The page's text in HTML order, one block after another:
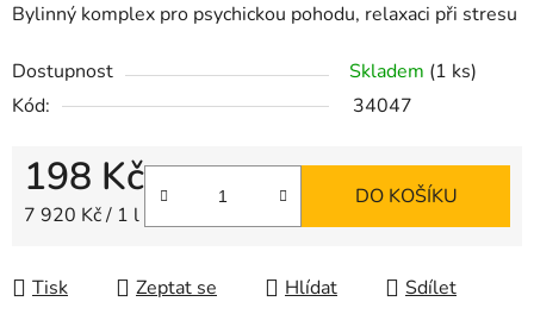
Bylinný komplex pro psychickou pohodu, relaxaci při stresu
Dostupnost Skladem (1 ks)
Kód:
34047
198 Kč
Měrná cena:
7 920 Kč / 1 l
DO KOŠÍKU
Tisk Zeptat se Hlídat Sdílet